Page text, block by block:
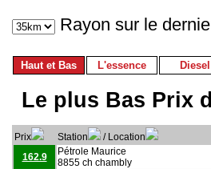
Rayon sur le
Haut et Bas L'essence Diesel
Le plus Bas Prix
Prix Station / Location
162.9
Pétrole Maurice
8855 ch chambly